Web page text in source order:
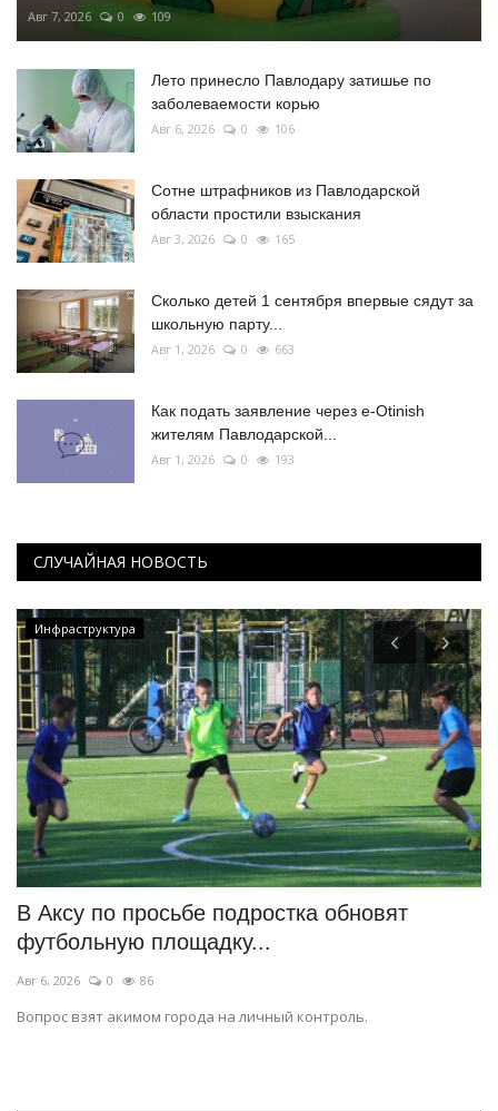
Авг 7, 2026 0 109
Лето принесло Павлодару затишье по
заболеваемости корью
Авг 6, 2026 0 106
Сотне штрафников из Павлодарской
области простили взыскания
Авг 3, 2026 0 165
Сколько детей 1 сентября впервые сядут за
школьную парту...
Авг 1, 2026 0 663
Как подать заявление через e-Otinish
жителям Павлодарской...
Авг 1, 2026 0 193
СЛУЧАЙНАЯ НОВОСТЬ
Инфраструктура
В Аксу по просьбе подростка обновят
футбольную площадку...
Авг 6, 2026 0 86
Вопрос взят акимом города на личный контроль.